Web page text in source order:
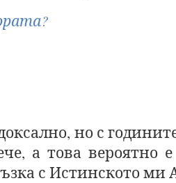
но с
а това вероятно
с Истинското ми